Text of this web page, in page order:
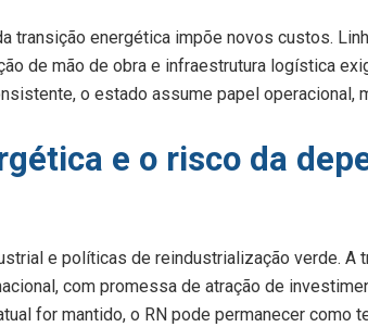
transição energética impõe novos custos.
de mão de obra e infraestrutura logística
o estado assume papel operacional,
e o risco da
e políticas de reindustrialização verde. A
com promessa de atração de
for mantido, o RN pode permanecer como